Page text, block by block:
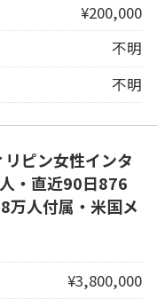
¥200,000
不明
不明
リピン女性インタ
・直近90日876
万人付属・米国メ
¥3,800,000